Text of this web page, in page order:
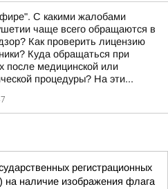
С какими жалобами
чаще всего обращаются в
Как проверить лицензию
Куда обращаться при
после медицинской или
процедуры? На эти...
регистрационных
на наличие изображения флага